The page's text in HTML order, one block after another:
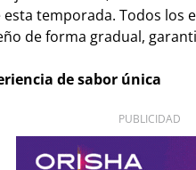
temporada. Todos los
de forma gradual,
de sabor única
PUBLICIDAD